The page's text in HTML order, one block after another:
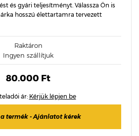
és gyári teljesítményt. Válassza Ön is
hosszú élettartamra tervezett
Raktáron
Ingyen szállítjuk
80.000 Ft
ár: Kérjük lépjen be
termék - Ajánlatot kérek